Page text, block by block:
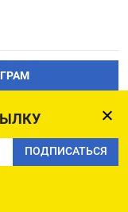
ПОДПИСАТЬСЯ